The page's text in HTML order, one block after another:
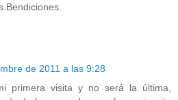
de 2011 a las 9:28
primera visita y no será la última,